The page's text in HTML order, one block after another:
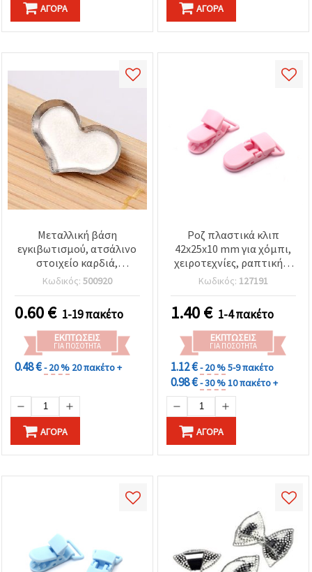
ΑΓΟΡΆ ΑΓΟΡΆ
Μεταλλική βάση
εγκιβωτισμού, ατσάλινο
στοιχείο καρδιά,
15x11x1.5 mm,
συσκευασία 5 τεμ.
Κωδικός: 500920
0.60€ 1-19 πακέτο
ΕΚΠΤΏΣΕΙΣ
ΓΙΑ ΠΟΣΌΤΗΤΑ
0.48 €- 20 % 20 πακέτο +
ΑΓΟΡΆ
Ροζ πλαστικά κλιπ
42x25x10 mm για χόμπι,
χειροτεχνίες, ραπτική &
σκραπμπούκινγκ – Σετ 2
τεμ.
Κωδικός: 127191
1.40€ 1-4 πακέτο
ΕΚΠΤΏΣΕΙΣ
ΓΙΑ ΠΟΣΌΤΗΤΑ
1.12 €- 20 %5-9 πακέτο
0.98 €- 30 %10 πακέτο +
ΑΓΟΡΆ